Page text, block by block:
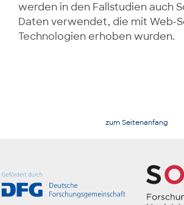
werden in den Fallstudien auch
Daten verwendet, die mit Web-
Technologien erhoben wurden.
zum Seitenanfang